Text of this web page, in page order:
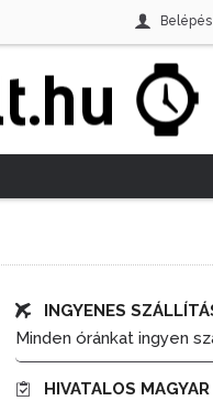
Belépés
INGYENES
Minden óránkat ingyen
HIVATALOS